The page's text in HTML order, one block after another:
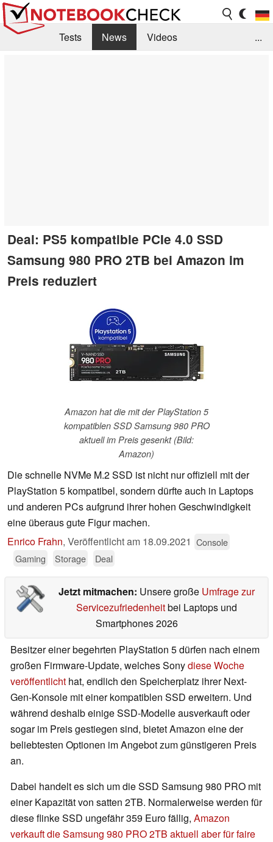
Tests News
Videos
...
Deal: PS5 kompatible PCIe 4.0 SSD
Samsung 980 PRO 2TB bei Amazon im
Preis reduziert
Amazon hat die mit der PlayStation 5
kompatiblen SSD Samsung 980 PRO
aktuell im Preis gesenkt (Bild:
Amazon)
Die schnelle NVMe M.2 SSD ist nicht nur offiziell mit der
PlayStation 5 kompatibel, sondern dürfte auch in Laptops
und anderen PCs aufgrund ihrer hohen Geschwindigkeit
eine überaus gute Figur machen.
Enrico Frahn, Veröffentlicht am 18.09.2021 Console
Gaming
Storage Deal
Jetzt mitmachen: Unsere große Umfrage zur
Servicezufriedenheitbei Laptops und
Smartphones 2026
Besitzer einer begehrten PlayStation 5 dürfen nach einem
großen Firmware-Update, welches Sonydiese Woche
veröffentlicht hat, endlich den Speicherplatz ihrer Next-
Gen-Konsole mit einer kompatiblen SSD erweitern. Und
während deshalb einige SSD-Modelle ausverkauft oder
sogar im Preis gestiegen sind, bietet Amazon eine der
beliebtesten Optionen im Angebot zum günstigeren Preis
an.
Dabei handelt es sich um die SSD Samsung 980 PRO mit
einer Kapazität von satten 2TB. Normalerweise werden für
diese flinke SSD ungefähr 359 Euro fällig, Amazon
verkauft die Samsung 980 PRO 2TB aktuell aber für faire